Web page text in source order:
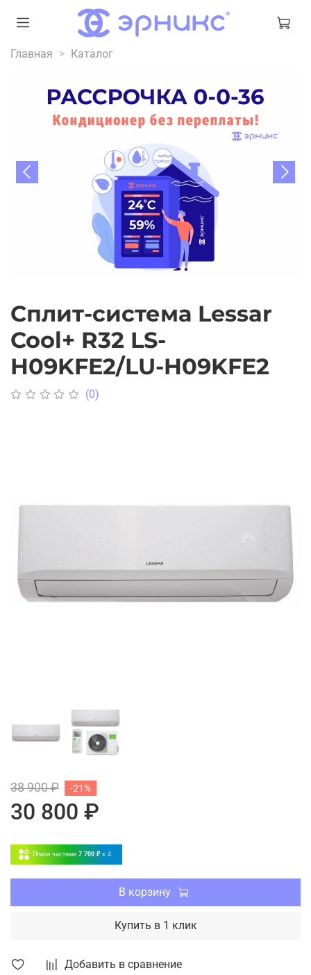
Главная Каталог
Сплит-система Lessar
Cool+ R32 LS-
H09KFE2/LU-H09KFE2
(0)
Добавить в сравнение
38 900 ₽
30 800 ₽
-21%
Плати частями 7 700 ₽ x 4
В корзину
Купить в 1 клик